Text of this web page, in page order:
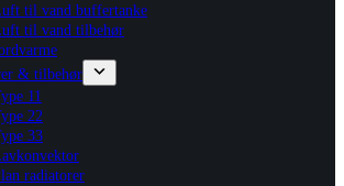
til vand buffertanke
til vand tilbehør
& tilbehør
11
22
33
radiatorer